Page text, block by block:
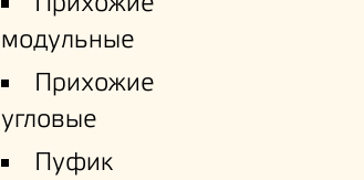
модульные
Прихожие
угловые
Пуфик